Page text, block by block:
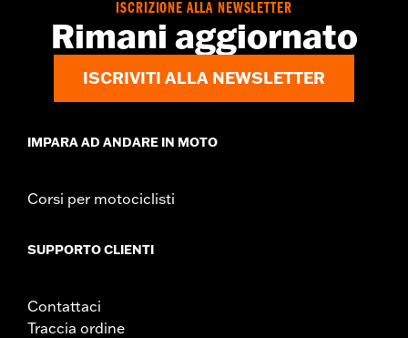
ISCRIZIONE ALLA NEWSLETTER
Rimani aggiornato
ISCRIVITI ALLA NEWSLETTER
IMPARA AD ANDARE IN MOTO
Corsi per motociclisti
SUPPORTO CLIENTI
Contattaci
Traccia ordine